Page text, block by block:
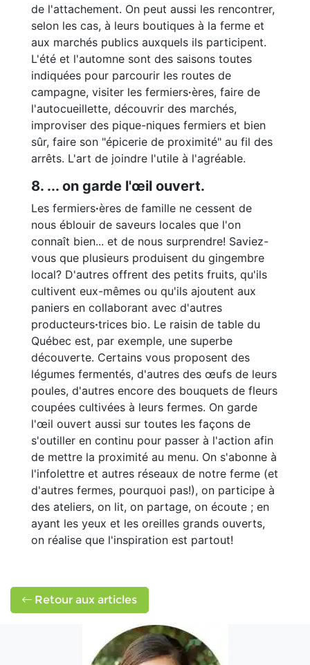
de l'attachement. On peut aussi les rencontrer,
selon les cas, à leurs boutiques à la ferme et
aux marchés publics auxquels ils participent.
L'été et l'automne sont des saisons toutes
indiquées pour parcourir les routes de
campagne, visiter les fermiers·ères, faire de
l'autocueillette, découvrir des marchés,
improviser des pique-niques fermiers et bien
sûr, faire son "épicerie de proximité" au fil des
arrêts. L'art de joindre l'utile à l'agréable.
8. ... on garde l'œil ouvert.
Les fermiers·ères de famille ne cessent de
nous éblouir de saveurs locales que l'on
connaît bien... et de nous surprendre! Saviez-
vous que plusieurs produisent du gingembre
local? D'autres offrent des petits fruits, qu'ils
cultivent eux-mêmes ou qu'ils ajoutent aux
paniers en collaborant avec d'autres
producteurs·trices bio. Le raisin de table du
Québec est, par exemple, une superbe
découverte. Certains vous proposent des
légumes fermentés, d'autres des œufs de leurs
poules, d'autres encore des bouquets de fleurs
coupées cultivées à leurs fermes. On garde
l'œil ouvert aussi sur toutes les façons de
s'outiller en continu pour passer à l'action afin
de mettre la proximité au menu. On s'abonne à
l'infolettre et autres réseaux de notre ferme (et
d'autres fermes, pourquoi pas!), on participe à
des ateliers, on lit, on partage, on écoute ; en
ayant les yeux et les oreilles grands ouverts,
on réalise que l'inspiration est partout!
Retour aux articles